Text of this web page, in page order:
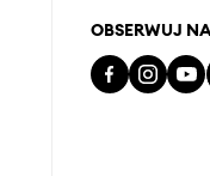
OBSERWUJ